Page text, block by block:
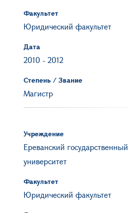
Факультет
Юридический факультет
Дата
2010 - 2012
Степень / Звание
Магистр
Учреждение
Ереванский государственный
университет
Факультет
Юридический факультет